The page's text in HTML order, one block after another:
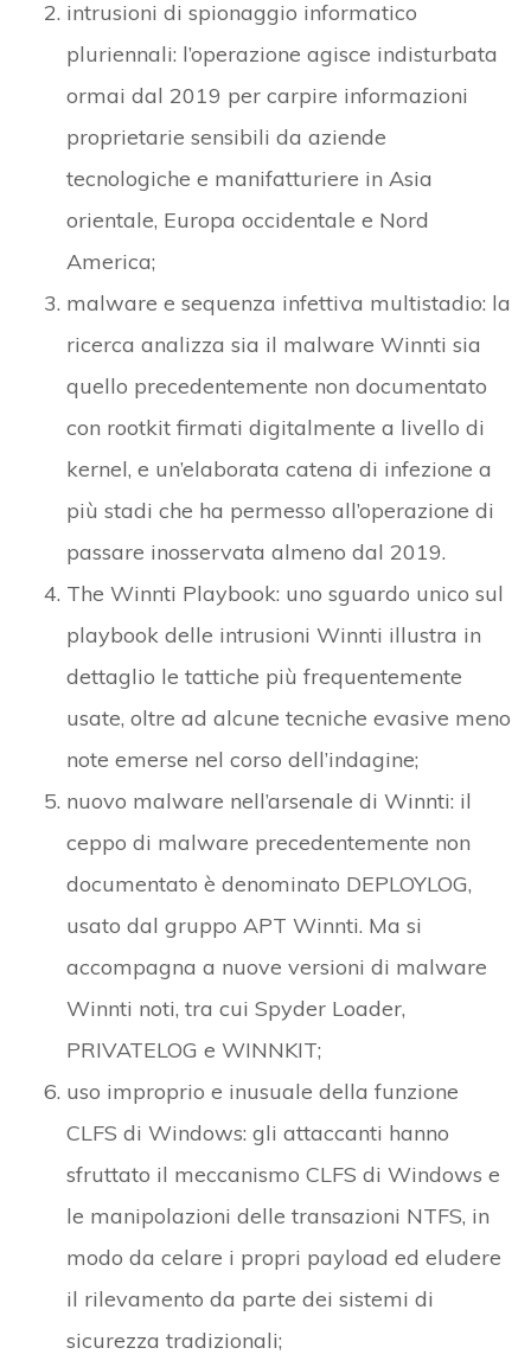
intrusioni di spionaggio informatico
pluriennali: l’operazione agisce indisturbata
ormai dal 2019 per carpire informazioni
proprietarie sensibili da aziende
tecnologiche e manifatturiere in Asia
orientale, Europa occidentale e Nord
America;
malware e sequenza infettiva multistadio: la
ricerca analizza sia il malware Winnti sia
quello precedentemente non documentato
con rootkit firmati digitalmente a livello di
kernel, e un’elaborata catena di infezione a
più stadi che ha permesso all’operazione di
passare inosservata almeno dal 2019.
The Winnti Playbook: uno sguardo unico sul
playbook delle intrusioni Winnti illustra in
dettaglio le tattiche più frequentemente
usate, oltre ad alcune tecniche evasive meno
note emerse nel corso dell’indagine;
nuovo malware nell’arsenale di Winnti: il
ceppo di malware precedentemente non
documentato è denominato DEPLOYLOG,
usato dal gruppo APT Winnti. Ma si
accompagna a nuove versioni di malware
Winnti noti, tra cui Spyder Loader,
PRIVATELOG e WINNKIT;
uso improprio e inusuale della funzione
CLFS di Windows: gli attaccanti hanno
sfruttato il meccanismo CLFS di Windows e
le manipolazioni delle transazioni NTFS, in
modo da celare i propri payload ed eludere
il rilevamento da parte dei sistemi di
sicurezza tradizionali;